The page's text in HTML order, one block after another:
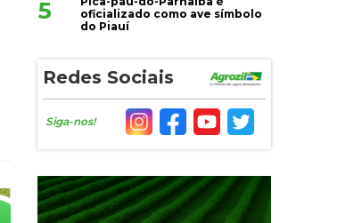
5
oficializado como ave símbolo
do Piauí
Redes Sociais
Siga-nos!